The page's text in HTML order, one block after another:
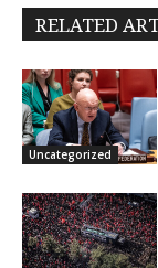
RELATED
Uncategorized